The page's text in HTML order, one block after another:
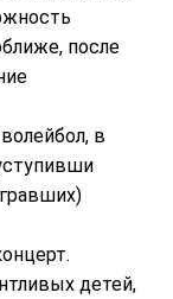
после
в
детей,